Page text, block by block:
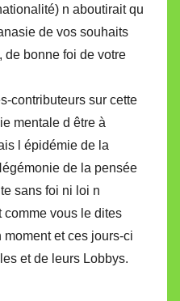
n aboutirait qu
de vos souhaits
de bonne foi de votre
contributeurs sur cette
mentale d être à
l épidémie de la
de la pensée
sans foi ni loi n
comme vous le dites
et ces jours-ci
et de leurs Lobbys.